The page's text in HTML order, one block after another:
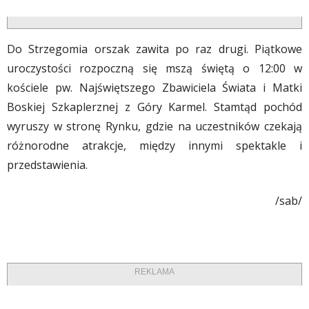
Do Strzegomia orszak zawita po raz drugi. Piątkowe
uroczystości rozpoczną się mszą świętą o 12:00 w
kościele pw. Najświętszego Zbawiciela Świata i Matki
Boskiej Szkaplerznej z Góry Karmel. Stamtąd pochód
wyruszy w stronę Rynku, gdzie na uczestników czekają
różnorodne atrakcje, między innymi spektakle i
przedstawienia.
/sab/
REKLAMA